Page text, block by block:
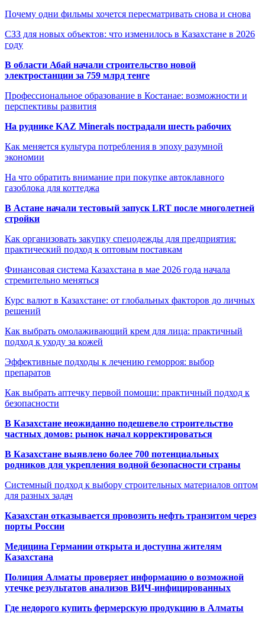
Почему одни фильмы хочется пересматривать снова и снова
СЗЗ для новых объектов: что изменилось в Казахстане в 2026
году
В области Абай начали строительство новой
электростанции за 759 млрд тенге
Профессиональное образование в Костанае: возможности и
перспективы развития
На руднике KAZ Minerals пострадали шесть рабочих
Как меняется культура потребления в эпоху разумной
экономии
На что обратить внимание при покупке автоклавного
газоблока для коттеджа
В Астане начали тестовый запуск LRT после многолетней
стройки
Как организовать закупку спецодежды для предприятия:
практический подход к оптовым поставкам
Финансовая система Казахстана в мае 2026 года начала
стремительно меняться
Курс валют в Казахстане: от глобальных факторов до личных
решений
Как выбрать омолаживающий крем для лица: практичный
подход к уходу за кожей
Эффективные подходы к лечению геморроя: выбор
препаратов
Как выбрать аптечку первой помощи: практичный подход к
безопасности
В Казахстане неожиданно подешевело строительство
частных домов: рынок начал корректироваться
В Казахстане выявлено более 700 потенциальных
родников для укрепления водной безопасности страны
Системный подход к выбору строительных материалов оптом
для разных задач
Казахстан отказывается провозить нефть транзитом через
порты России
Медицина Германии открыта и доступна жителям
Казахстана
Полиция Алматы проверяет информацию о возможной
утечке результатов анализов ВИЧ-инфицированных
Где недорого купить фермерскую продукцию в Алматы